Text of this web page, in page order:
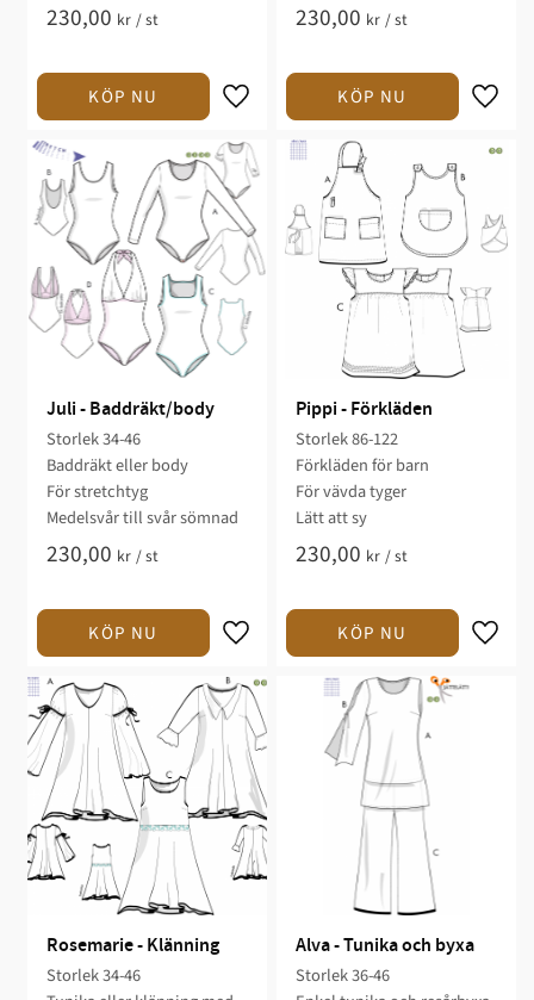
230,00 kr /st 230,00 kr /st
Juli - Baddräkt/body
Storlek 34-46​​
Baddräkt eller body ​​​​
​För stretchtyg
​​Medelsvår till svår sömnad​​​​
230,00 kr /st
Pippi - Förkläden
Storlek 86-122​
Förkläden för barn​​
För vävda ​tyger
​​Lätt att sy​​
230,00 kr /st
Rosemarie - Klänning
Storlek 34-46
Alva - Tunika och byxa
Storlek 36-46​